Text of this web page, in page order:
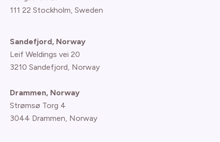
111 22 Stockholm, Sweden
Sandefjord, Norway
Leif Weldings vei 20
3210 Sandefjord, Norway
Drammen, Norway
Strømsø Torg 4
3044 Drammen, Norway